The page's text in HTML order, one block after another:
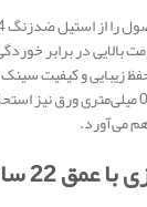
بالایی در برابر
زیبایی و کیفیت
می‌کند. ضخامت 0.8 میلی‌متری ورق
می‌آورد.
22 سانتی‌متر